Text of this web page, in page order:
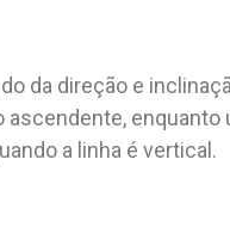
da direção e
ascendente, enquanto
a linha é vertical.